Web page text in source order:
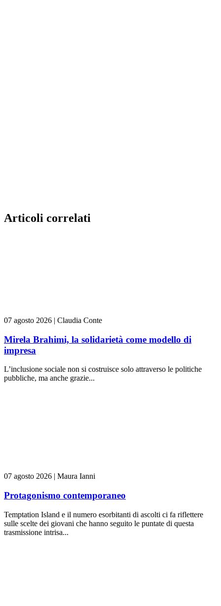
Articoli correlati
07 agosto 2026 | Claudia Conte
Mirela Brahimi, la solidarietà come modello di
impresa
L’inclusione sociale non si costruisce solo attraverso le politiche
pubbliche, ma anche grazie...
07 agosto 2026 | Maura Ianni
Protagonismo contemporaneo
Temptation Island e il numero esorbitanti di ascolti ci fa riflettere
sulle scelte dei giovani che hanno seguito le puntate di questa
trasmissione intrisa...